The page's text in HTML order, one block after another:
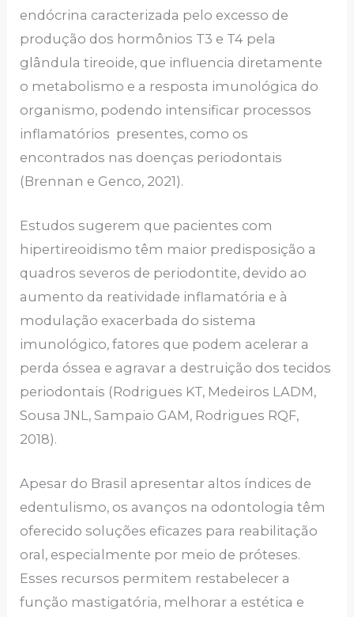
endócrina caracterizada pelo excesso de
produção dos hormônios T3 e T4 pela
glândula tireoide, que influencia diretamente
o metabolismo e a resposta imunológica do
organismo, podendo intensificar processos
inflamatórios presentes, como os
encontrados nas doenças periodontais
(Brennan e Genco, 2021).
Estudos sugerem que pacientes com
hipertireoidismo têm maior predisposição a
quadros severos de periodontite, devido ao
aumento da reatividade inflamatória e à
modulação exacerbada do sistema
imunológico, fatores que podem acelerar a
perda óssea e agravar a destruição dos tecidos
periodontais (Rodrigues KT, Medeiros LADM,
Sousa JNL, Sampaio GAM, Rodrigues RQF,
2018).
Apesar do Brasil apresentar altos índices de
edentulismo, os avanços na odontologia têm
oferecido soluções eficazes para reabilitação
oral, especialmente por meio de próteses.
Esses recursos permitem restabelecer a
função mastigatória, melhorar a estética e